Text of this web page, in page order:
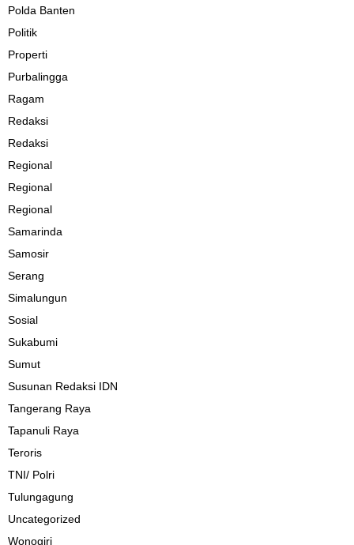
Polda Banten
Politik
Properti
Purbalingga
Ragam
Redaksi
Redaksi
Regional
Regional
Regional
Samarinda
Samosir
Serang
Simalungun
Sosial
Sukabumi
Sumut
Susunan Redaksi IDN
Tangerang Raya
Tapanuli Raya
Teroris
TNI/ Polri
Tulungagung
Uncategorized
Wonogiri